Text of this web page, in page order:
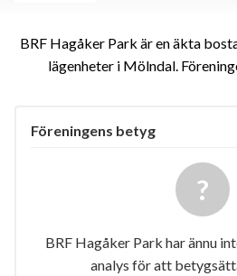
BRF Hagåker Park är en äkta
lägenheter i Mölndal.
Föreningens betyg
BRF Hagåker Park har ännu
analys för att